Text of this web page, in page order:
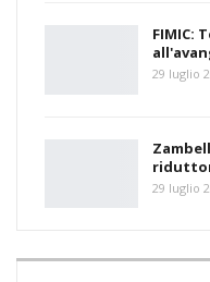
FIMIC:
29 luglio
29 luglio